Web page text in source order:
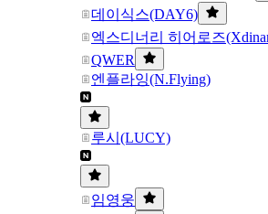
데이식스(DAY6)
엑스디너리 히어로즈
QWER
엔플라잉(N.Flying)
루시(LUCY)
임영웅